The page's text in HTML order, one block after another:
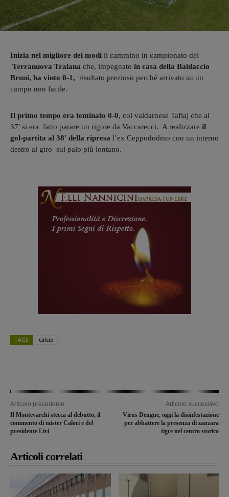
Inizia nel migliore dei modi il cammino in campionato del
Terranuova Traiana che, impegnato in casa della Baldaccio
Bruni, ha vinto 0-1, risultato prezioso perché arrivato su un
campo non facile.
Il primo tempo era teminato 0-0, col valdarnese Taflaj che al
37′ si era fatto parare un rigore da Vaccarecci. A realizzare il
gol-partita al 38′ della ripresa l’ex Ceppododmo con un interno
destro al giro sul palo più lontano.
TAGS calcio
Articolo precedente
Il Montevarchi stecca al debutto, il
commento di mister Calori e del
presidente Livi
Articolo successivo
Virus Dengue, oggi la disinfestazione
per abbattere la presenza di zanzara
tigre nel centro storico
Articoli correlati